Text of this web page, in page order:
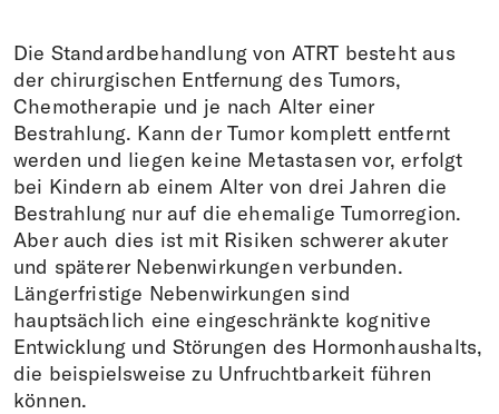
Die Standardbehandlung von ATRT besteht aus
der chirurgischen Entfernung des Tumors,
Chemotherapie und je nach Alter einer
Bestrahlung. Kann der Tumor komplett entfernt
werden und liegen keine Metastasen vor, erfolgt
bei Kindern ab einem Alter von drei Jahren die
Bestrahlung nur auf die ehemalige Tumorregion.
Aber auch dies ist mit Risiken schwerer akuter
und späterer Nebenwirkungen verbunden.
Längerfristige Nebenwirkungen sind
hauptsächlich eine eingeschränkte kognitive
Entwicklung und Störungen des Hormonhaushalts,
die beispielsweise zu Unfruchtbarkeit führen
können.